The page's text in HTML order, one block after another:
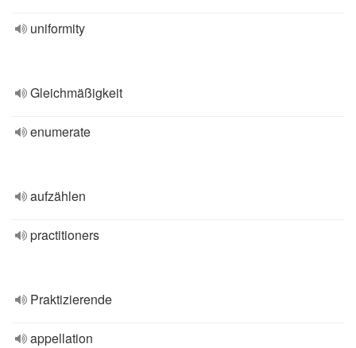
uniformity
Gleichmäßigkeit
enumerate
aufzählen
practitioners
Praktizierende
appellation